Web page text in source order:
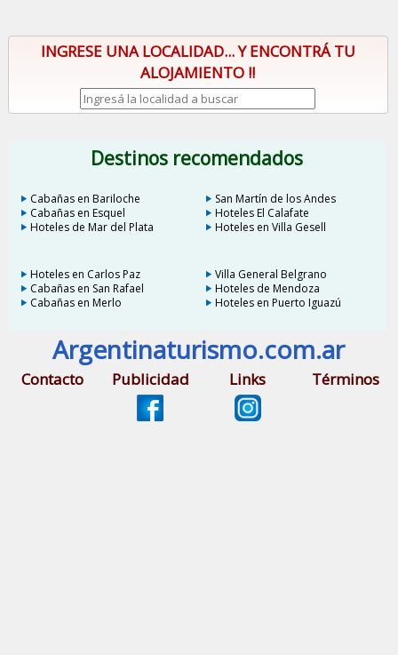
INGRESE UNA LOCALIDAD... Y ENCONTRÁ TU
ALOJAMIENTO !!
Destinos recomendados
Cabañas en Bariloche
San Martín de los Andes
Cabañas en Esquel
Hoteles El Calafate
Hoteles de Mar del Plata
Hoteles en Villa Gesell
Hoteles en Carlos Paz
Villa General Belgrano
Cabañas en San Rafael
Hoteles de Mendoza
Cabañas en Merlo
Hoteles en Puerto Iguazú
Argentinaturismo.com.ar
Contacto Publicidad Links Términos